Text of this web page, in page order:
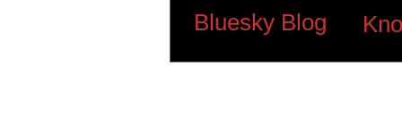
Bluesky Blog